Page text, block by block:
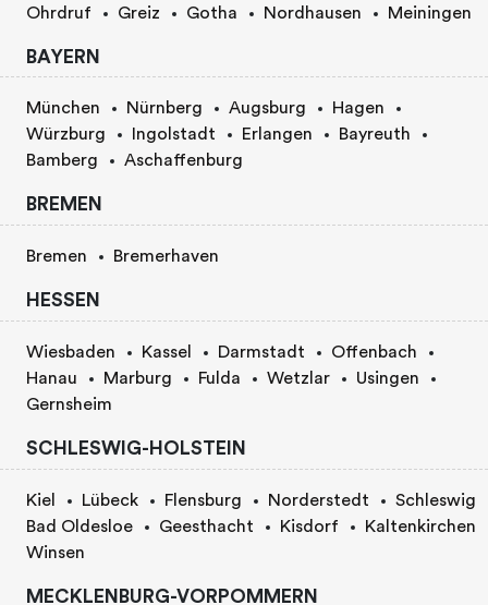
Ohrdruf
Greiz Gotha Nordhausen Meiningen
BAYERN
München Nürnberg Augsburg
Hagen
Würzburg
Ingolstadt Erlangen
Bayreuth
Bamberg
Aschaffenburg
BREMEN
Bremen Bremerhaven
HESSEN
Wiesbaden Kassel Darmstadt
Offenbach
Hanau
Marburg Fulda Wetzlar
Usingen
Gernsheim
SCHLESWIG-HOLSTEIN
Kiel Lübeck Flensburg Norderstedt
Schleswig
Bad Oldesloe
Geesthacht Kisdorf
Kaltenkirchen
Winsen
MECKLENBURG-VORPOMMERN